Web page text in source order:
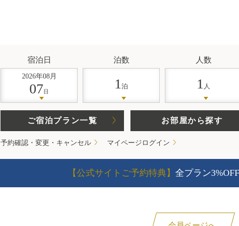
宿泊日
2026年08月
07日
泊数
1 泊
人数
1 人
ご宿泊プラン一覧 お部屋から探す
予約確認・変更・キャンセル マイページログイン
【公式サイトご予約特典】 全プラン